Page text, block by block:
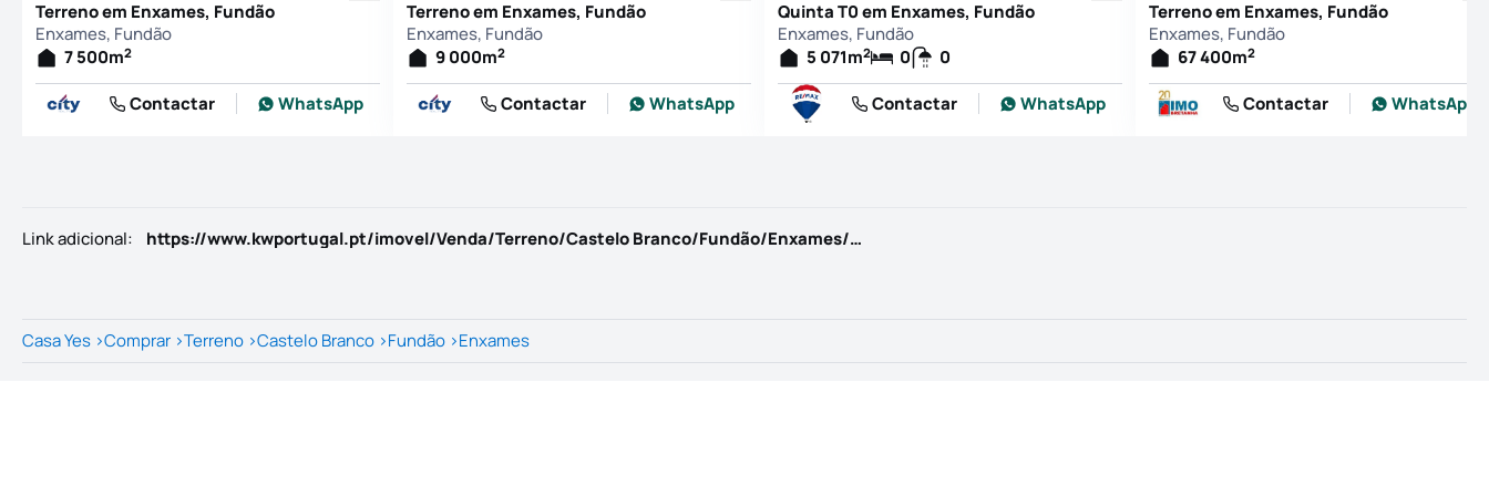
Terreno em Enxames, Fundão
Enxames, Fundão
7 500m2
Contactar WhatsApp
Terreno em Enxames, Fundão
Enxames, Fundão
9 000m2
Contactar WhatsApp
Quinta T0 em Enxames, Fundão
Enxames, Fundão
5 071m2 0
0
Contactar
WhatsApp
Terreno em Enxames, Fundão
Enxames, Fundão
67 400m2
Contactar WhatsApp
Link adicional: https://www.kwportugal.pt/imovel/Venda/Terreno/Castelo Branco/Fundão/Enxames/51271
Casa Yes >Comprar >Terreno >Castelo Branco >Fundão >Enxames